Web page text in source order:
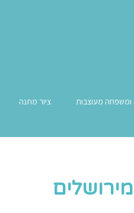
ומשפחה מעוצבות ציור מתנה